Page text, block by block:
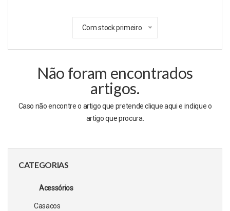
CATEGORIAS
Acessórios
Casacos
Com stock primeiro
Não foram encontrados
artigos.
Caso não encontre o artigo que pretende cliqueaquie indique o
artigo que procura.